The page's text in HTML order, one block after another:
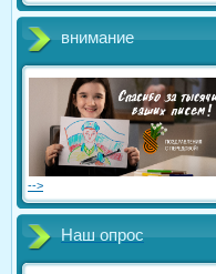
внимание
-->
Наш опрос